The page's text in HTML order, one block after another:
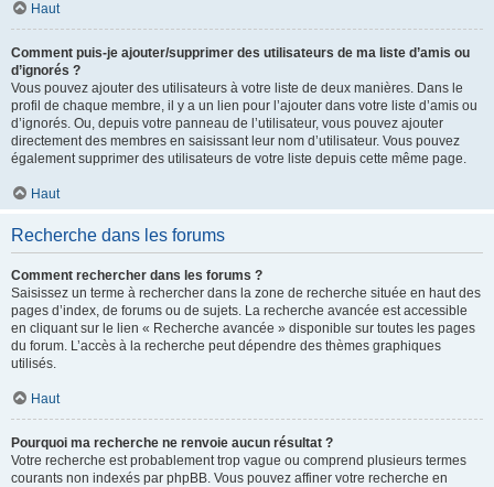
Haut
Comment puis-je ajouter/supprimer des utilisateurs de ma liste d’amis ou
d’ignorés ?
Vous pouvez ajouter des utilisateurs à votre liste de deux manières. Dans le
profil de chaque membre, il y a un lien pour l’ajouter dans votre liste d’amis ou
d’ignorés. Ou, depuis votre panneau de l’utilisateur, vous pouvez ajouter
directement des membres en saisissant leur nom d’utilisateur. Vous pouvez
également supprimer des utilisateurs de votre liste depuis cette même page.
Haut
Recherche dans les forums
Comment rechercher dans les forums ?
Saisissez un terme à rechercher dans la zone de recherche située en haut des
pages d’index, de forums ou de sujets. La recherche avancée est accessible
en cliquant sur le lien « Recherche avancée » disponible sur toutes les pages
du forum. L’accès à la recherche peut dépendre des thèmes graphiques
utilisés.
Haut
Pourquoi ma recherche ne renvoie aucun résultat ?
Votre recherche est probablement trop vague ou comprend plusieurs termes
courants non indexés par phpBB. Vous pouvez affiner votre recherche en